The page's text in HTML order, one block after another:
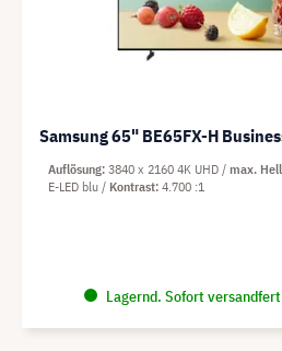
Samsung 65" BE65FX-H
Lagernd. Sofort
Auflösung 3840 x 2160 4K UHD max.
E-LED blu
Kontrast 4.700 :1